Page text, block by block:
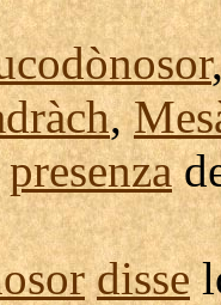
,
presenza
disse